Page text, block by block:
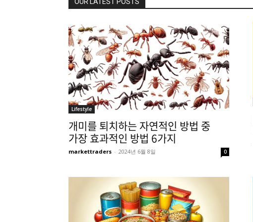
Lifestyle
개미를 퇴치하는 자연적인 방법 중
가장 효과적인 방법 6가지
markettraders - 2024년 6월 8일 0